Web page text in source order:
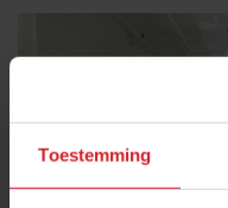
Toestemming